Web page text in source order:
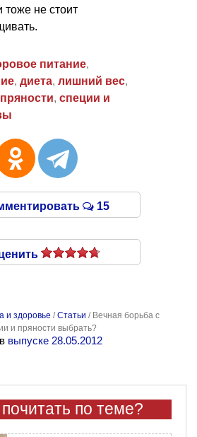
тоже не стоит
питание,
, диета, лишний вес,
пряности, специи и
15
и здоровье /Статьи / Вечная борьба с
и пряности выбрать?
выпуске 28.05.2012
по теме?